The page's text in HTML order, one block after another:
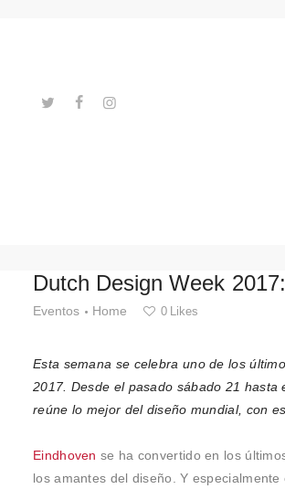
Dutch Design Week
Eventos Home 0 Likes
Esta semana se celebra uno de los
2017. Desde el pasado sábado 21
reúne lo mejor del diseño mundial, con
Eindhoven se ha convertido en los
los amantes del diseño. Y